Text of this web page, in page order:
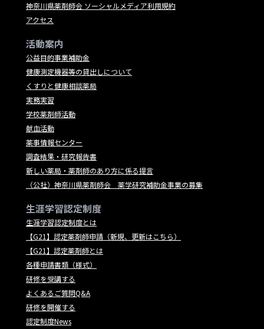
神奈川県薬剤師会 ソーシャルメディア利用規約
アクセス
活動案内
公益目的事業補助金
健康測定機器等の貸出しについて
くすりと健康相談薬局
実務実習
学校薬剤師活動
献血活動
薬事情報センター
調査結果・研究報告書
新しい薬局・薬剤師のあり方に係る提言
（公社）神奈川県薬剤師会 薬学研究補助金事業の募集
生涯学習認定制度
生涯学習認定制度とは
【G21】認定薬剤師申請（新規、更新はこちら）
【G21】認定薬剤師とは
各種申請書類（様式）
研修を受講する
よくあるご質問Q&A
研修を開催する
認定制度News